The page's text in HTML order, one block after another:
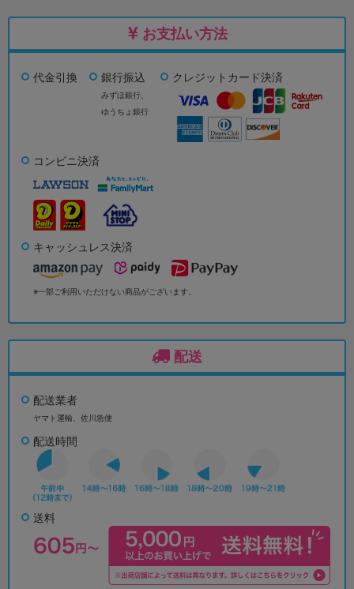
お支払い方法
代金引換 銀行振込
みずほ銀行、
ゆうちょ銀行
クレジットカード決済
コンビニ決済
キャッシュレス決済
※一部ご利用いただけない商品がございます。
配送
配送業者
ヤマト運輸、佐川急便
配送時間
送料